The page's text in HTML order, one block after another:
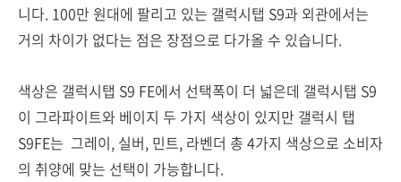
니다. 100만 원대에 팔리고 있는 갤럭시탭 S9과 외관에서는
거의 차이가 없다는 점은 장점으로 다가올 수 있습니다.
색상은 갤럭시탭 S9 FE에서 선택폭이 더 넓은데 갤럭시탭 S9
이 그라파이트와 베이지 두 가지 색상이 있지만 갤럭시 탭
S9FE는 그레이, 실버, 민트, 라벤더 총 4가지 색상으로 소비자
의 취양에 맞는 선택이 가능합니다.